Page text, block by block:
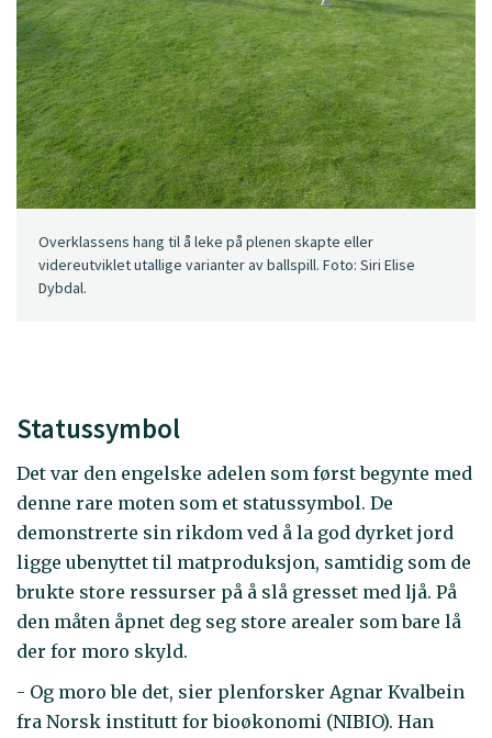
Overklassens hang til å leke på plenen skapte eller
videreutviklet utallige varianter av ballspill. Foto: Siri Elise
Dybdal.
Statussymbol
Det var den engelske adelen som først begynte med
denne rare moten som et statussymbol. De
demonstrerte sin rikdom ved å la god dyrket jord
ligge ubenyttet til matproduksjon, samtidig som de
brukte store ressurser på å slå gresset med ljå. På
den måten åpnet deg seg store arealer som bare lå
der for moro skyld.
- Og moro ble det, sier plenforsker Agnar Kvalbein
fra Norsk institutt for bioøkonomi (NIBIO). Han